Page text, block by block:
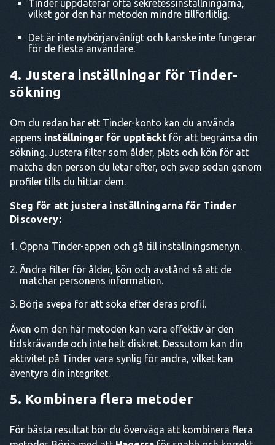
Tinder uppdaterar ofta sekretessinställningarna,
vilket gör den här metoden mindre tillförlitlig.
Det är inte nybörjarvänligt och kanske inte fungerar
för de flesta användare.
4. Justera inställningar för Tinder-
sökning
Om du redan har ett Tinder-konto kan du använda
appens inställningar för upptäckt för att begränsa din
sökning. Justera filter som ålder, plats och kön för att
matcha den person du letar efter, och svep sedan genom
profiler tills du hittar dem.
Steg för att justera inställningarna för Tinder
Discovery:
Öppna Tinder-appen och gå till inställningsmenyn.
Ändra filter för ålder, kön och avstånd så att de
matchar personens information.
Börja svepa för att söka efter deras profil.
Även om den här metoden kan vara effektiv är den
tidskrävande och inte helt diskret. Dessutom kan din
aktivitet på Tinder vara synlig för andra, vilket kan
äventyra din integritet.
5. Kombinera flera metoder
För bästa resultat bör du överväga att kombinera flera